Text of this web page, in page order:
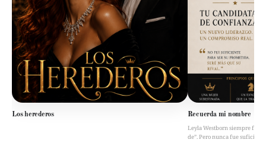
Los herederos Recuerda mi nombre
Leyla Westborn siempre fue
de”. Pero nunca fue